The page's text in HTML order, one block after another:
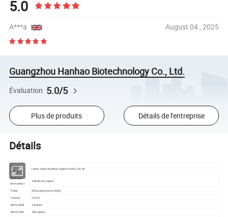
5.0
A***a August 04 , 2025
Guangzhou Hanhao Biotechnology Co., Ltd.
Évaluation 5.0/5
Plus de produits Détails de l'entreprise
Détails
Nom du
produit
Lotion corps Shimmer argent Kanho 120 ml
Méthode
d'extraction
Distillé à la vapeur
Poids 300 g/pièce (avec boîte)
Volume 120 ml
MOQ-OBM
3 pièces
MOQ OEM
500 pièces